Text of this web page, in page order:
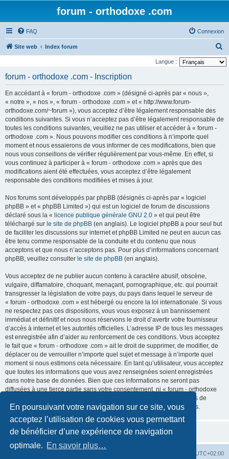
En poursuivant votre navigation sur ce site, vous
acceptez l’utilisation de cookies vous permettant
de bénéficier d’une expérience de navigation
optimale. En savoir plus…
forum - orthodoxe .com
FAQ Connexion
Site web Index forum
e
Langue :
forum - orthodoxe .com - Inscription
En accédant à « forum - orthodoxe .com » (désigné ci-après par « nous »,
« notre », « nos », « forum - orthodoxe .com » et « http://www.forum-
orthodoxe.com/~forum »), vous acceptez d’être légalement responsable des
conditions suivantes. Si vous n’acceptez pas d’être légalement responsable de
toutes les conditions suivantes, veuillez ne pas utiliser et accéder à « forum -
orthodoxe .com ». Nous pouvons modifier ces conditions à n’importe quel
moment et nous essaierons de vous informer de ces modifications, bien que
nous vous conseillons de vérifier régulièrement par vous-même. En effet, si
vous continuez à participer à « forum - orthodoxe .com » après que des
modifications aient été effectuées, vous acceptez d’être légalement
responsable des conditions modifiées et mises à jour.
Nos forums sont développés par phpBB (désignés ci-après par « logiciel
phpBB » et « phpBB Limited ») qui est un logiciel de forum de discussions
déclaré sous la « licence publique générale GNU 2.0 » et qui peut être
téléchargé sur le site de phpBB (en anglais). Le logiciel phpBB a pour seul but
de faciliter les discussions sur internet et phpBB Limited ne peut en aucun cas
être tenu comme responsable de la conduite et du contenu que nous
acceptons et que nous n’acceptons pas. Pour plus d’informations concernant
phpBB, veuillez consulter le site de phpBB (en anglais).
Vous acceptez de ne publier aucun contenu à caractère abusif, obscène,
vulgaire, diffamatoire, choquant, menaçant, pornographique, etc. qui pourrait
transgresser la législation de votre pays, du pays dans lequel le serveur de
« forum - orthodoxe .com » est hébergé ou encore la loi internationale. Si vous
ne respectez pas ces dispositions, vous vous exposez à un bannissement
immédiat et définitif et nous nous réservons le droit d’avertir votre fournisseur
d’accès à internet et les autorités officielles. L’adresse IP de tous les messages
est enregistrée afin d’aider au renforcement de ces conditions. Vous acceptez
le fait que « forum - orthodoxe .com » ait le droit de supprimer, de modifier, de
déplacer ou de verrouiller n’importe quel sujet et message à n’importe quel
moment si nous estimons cela nécessaire. En tant qu’utilisateur, vous acceptez
que toutes les informations que vous avez renseignées soient enregistrées
dans notre base de données. Bien que ces informations ne seront pas
diffusées à une tierce partie sans votre consentement, ni « forum - orthodoxe
.com », ni phpBB, ne pourront être tenus comme responsables en cas de
tentative de piratage informatique visant à compromettre vos données.
UTC+02:00